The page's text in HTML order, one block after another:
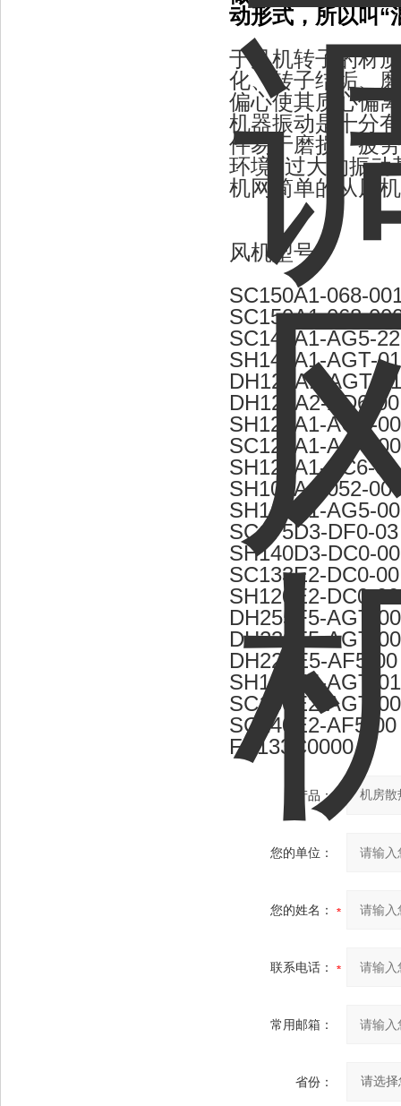
动形式，所以叫“
于风机转子的材
化、转子结垢、
偏心使其质心偏
机器振动是十分
件易于磨损、疲
环境, 过大的振动
机网简单的从风
风机型号：
SC150A1-068-
SC150A1-068-
SC140A1-AG5-22
SH140A1-AGT-01
DH120A1-AGT-01
DH120A2-AD6-00
SH120A1-AGT-00
SC120A1-AGT-00
SH120A1-AC6-01
SH102A1-052-
SH160A1-AG5-00
SC175D3-DF0-03
SH140D3-DC0-00
SC133E2-DC0-00
SH120E2-DC0-00
DH255F5-AGT-00
DH230F5-AGT-00
DH220E5-AF5-00
SH180E5-AGT-01
SC160E2-AGT-00
SC140E2-AF5-00
FS133C0000
产品：
您的单位：
您的姓名：
联系电话：
常用邮箱：
省份：